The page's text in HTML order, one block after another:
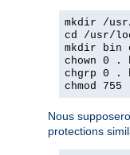
mkdir /
cd /usr/
mkdir bin
chown 0 .
chgrp 0 .
chmod
Nous
protections